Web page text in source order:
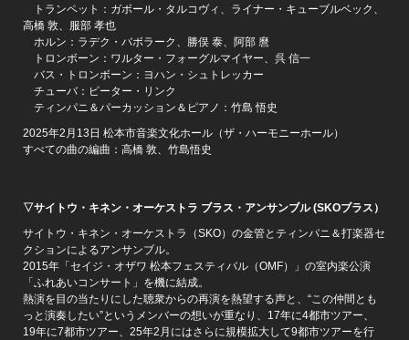
トランペット：ガボール・タルコヴィ、ライナー・キューブルベック、
高橋 敦、服部 孝也
ホルン：ラデク・バボラーク、勝俣 泰、阿部 麿
トロンボーン：ワルター・フォーグルマイヤー、呉 信一
バス・トロンボーン：ヨハン・シュトレッカー
チューバ：ピーター・リンク
ティンパニ＆パーカッション＆ピアノ：竹島 悟史
2025年2月13日 松本市音楽文化ホール（ザ・ハーモニーホール）
すべての曲の編曲：高橋 敦、竹島悟史
▽サイトウ・キネン・オーケストラ ブラス・アンサンブル (SKOブラス）
サイトウ・キネン・オーケストラ（SKO）の金管とティンパニ＆打楽器セ
クションによるアンサンブル。
2015年「セイジ・オザワ 松本フェスティバル（OMF）」の室内楽公演
「ふれあいコンサート」を機に結成。
熱演を目の当たりにした聴衆からの再演を熱望する声と、“この仲間とも
っと演奏したい”というメンバーの想いが重なり、17年に4都市ツアー、
19年に7都市ツアー、25年2月にはさらに規模拡大して9都市ツアーを行